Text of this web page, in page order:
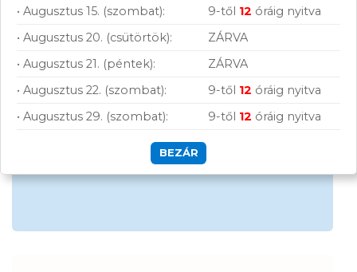
Garanciavállalás
Hűségprogram
• Augusztus 15. (szombat):
9-től 12 óráig nyitva
• Augusztus 20. (csütörtök):
ZÁRVA
• Augusztus 21. (péntek):
ZÁRVA
• Augusztus 22. (szombat):
9-től 12 óráig nyitva
• Augusztus 29. (szombat):
9-től 12 óráig nyitva
BEZÁR